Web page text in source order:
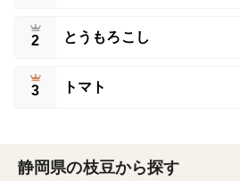
2 とうもろこし
3 トマト
静岡県の枝豆から探す